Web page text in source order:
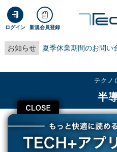
ログイン 新規会員登録
お知らせ 夏季休業期間のお問い
テクノ
半
TECH+ テクノロジー
半導体
年間売上高20億ドル規模の新半導体